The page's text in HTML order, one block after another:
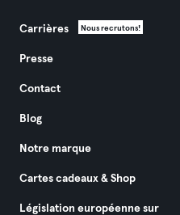
Carrières Nous recrutons!
Presse
Contact
Blog
Notre marque
Cartes cadeaux & Shop
Législation européenne sur